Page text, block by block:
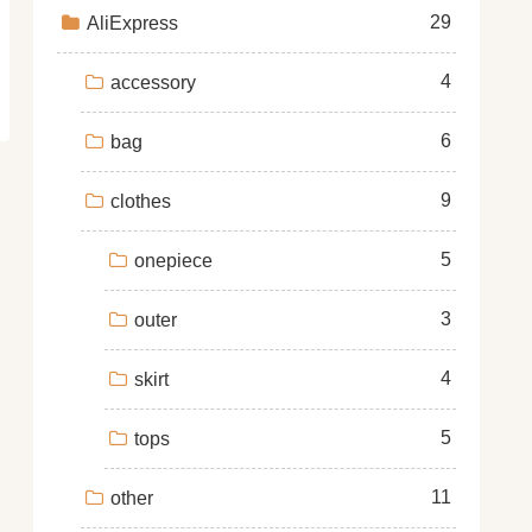
AliExpress 29
accessory 4
bag 6
clothes 9
onepiece 5
outer 3
skirt 4
tops 5
other 11